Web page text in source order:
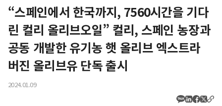
“스페인에서 한국까지, 7560시간을 기다
린 컬리 올리브오일” 컬리, 스페인 농장과
공동 개발한 유기농 햇 올리브 엑스트라
버진 올리브유 단독 출시
2024.01.09